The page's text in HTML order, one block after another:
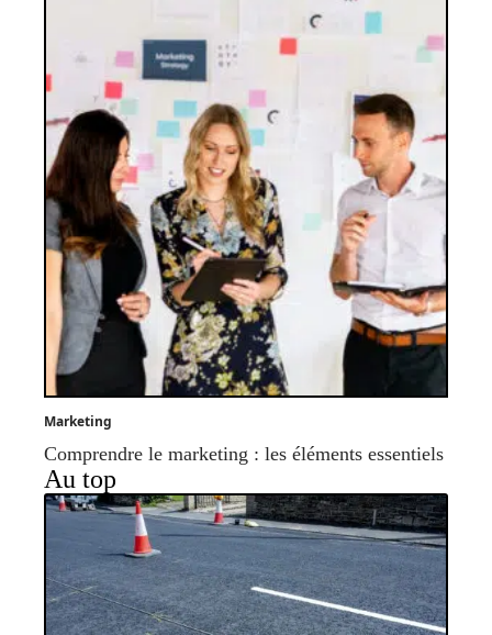
Marketing
Comprendre le marketing : les éléments essentiels
Au top